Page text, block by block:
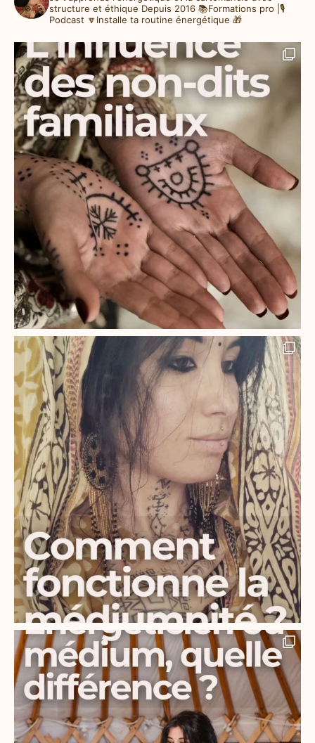
structure et éthique Depuis 2016 📚Formations pro |🎙️
Podcast 🔽Installe ta routine énergétique 🎁